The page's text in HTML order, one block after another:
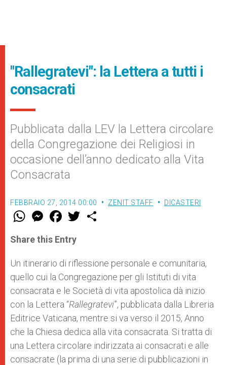
"Rallegratevi": la Lettera a tutti i
consacrati
Pubblicata dalla LEV la Lettera circolare
della Congregazione dei Religiosi in
occasione dell’anno dedicato alla Vita
Consacrata
FEBBRAIO 27, 2014 00:00 ZENIT STAFF DICASTERI
W
t
s
p
p
M
e
s
e
g
e
r
F
a
e
b
o
k
w
r
Share this Entry
Un itinerario di riflessione personale e comunitaria,
quello cui la Congregazione per gli Istituti di vita
consacrata e le Società di vita apostolica dà inizio
con la Lettera “Rallegratevi”, pubblicata dalla Libreria
Editrice Vaticana, mentre si va verso il 2015, Anno
che la Chiesa dedica alla vita consacrata. Si tratta di
una Lettera circolare indirizzata ai consacrati e alle
consacrate (la prima di una serie di pubblicazioni in